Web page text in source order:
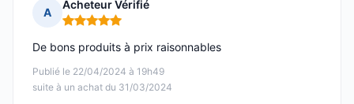
A
Acheteur Vérifié
Note : 5 sur 5
Publié le 22/04/2024 à 19h49
suite à un achat du 31/03/2024
De bons produits à prix raisonnables